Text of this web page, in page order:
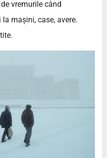
vremurile când
mașini, case, avere.